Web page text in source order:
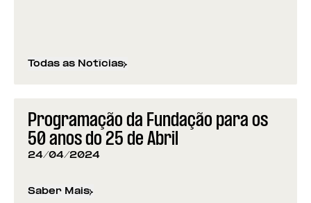
Todas as Notícias
Programação da Fundação para os
50 anos do 25 de Abril
24/04/2024
Saber Mais
sobre Programação da Fundação para os 50 anos